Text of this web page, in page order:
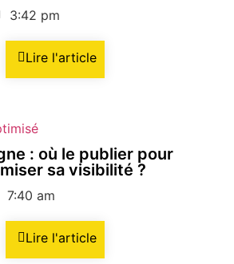
3:42 pm
Lire l'article
: où le publier pour
sa visibilité ?
7:40 am
Lire l'article